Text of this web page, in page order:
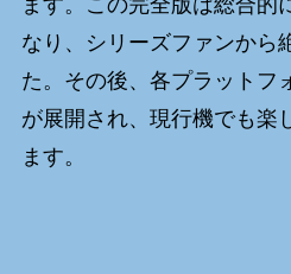
なり、シリーズファンから
た。その後、各プラットフ
が展開され、現行機でも楽
ます。